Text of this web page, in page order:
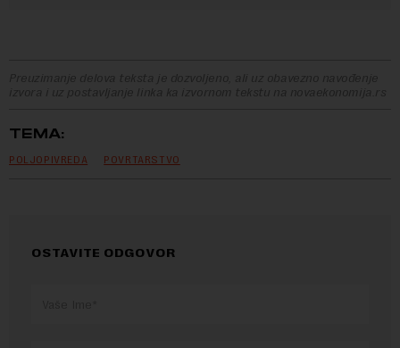
Preuzimanje delova teksta je dozvoljeno, ali uz obavezno navođenje
izvora i uz postavljanje linka ka izvornom tekstu na novaekonomija.rs
TEMA:
POLJOPIVREDA POVRTARSTVO
OSTAVITE ODGOVOR